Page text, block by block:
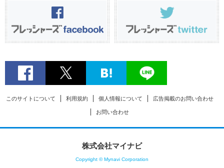
このサイトについて 利用規約 個人情報について 広告掲載のお問い合わせ
お問い合わせ
株式会社マイナビ
Copyright © Mynavi Corporation